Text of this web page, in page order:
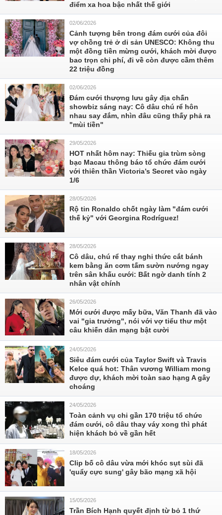
điểm xa hoa bậc nhất thế giới
02/06/2026
Cảnh tượng bên trong đám cưới của đôi
vợ chồng trẻ ở di sản UNESCO: Không thu
một đồng tiền mừng cưới, khách mời được
bao trọn chi phí, đi về còn được cầm thêm
22 triệu đồng
02/06/2026
Đám cưới thượng lưu gây địa chấn
showbiz sáng nay: Cô dâu chú rể hôn
nhau say đắm, nhìn đâu cũng thấy phả ra
"mùi tiền"
29/05/2026
HOT nhất hôm nay: Thiếu gia trùm sòng
bạc Macau thông báo tổ chức đám cưới
với thiên thần Victoria’s Secret vào ngày
1/6
28/05/2026
Rộ tin Ronaldo chốt ngày làm "đám cưới
thế kỷ" với Georgina Rodríguez!
28/05/2026
Cô dâu, chú rể thay nghi thức cắt bánh
kem bằng ăn cơm tấm sườn nướng ngay
trên sân khấu cưới: Bất ngờ danh tính 2
nhân vật chính
26/05/2026
Mới cưới được mấy bữa, Văn Thanh đã vào
vai "gia trưởng", nói với vợ tiểu thư một
câu khiến dân mạng bật cười
24/05/2026
Siêu đám cưới của Taylor Swift và Travis
Kelce quá hot: Thân vương William mong
được dự, khách mời toàn sao hạng A gây
choáng
24/05/2026
Toàn cảnh vụ chi gần 170 triệu tổ chức
đám cưới, cô dâu thay váy xong thì phát
hiện khách bỏ về gần hết
18/05/2026
Clip bố cô dâu vừa mới khóc sụt sùi đã
'quẩy cực sung' gây bão mạng xã hội
15/05/2026
Trần Bích Hạnh quyết định từ bỏ 1 thứ